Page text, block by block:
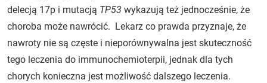
delecją 17p i mutacją TP53 wykazują też jednocześnie, że
choroba może nawrócić. Lekarz co prawda przyznaje, że
nawroty nie są częste i nieporównywalna jest skuteczność
tego leczenia do immunochemioterpii, jednak dla tych
chorych konieczna jest możliwość dalszego leczenia.